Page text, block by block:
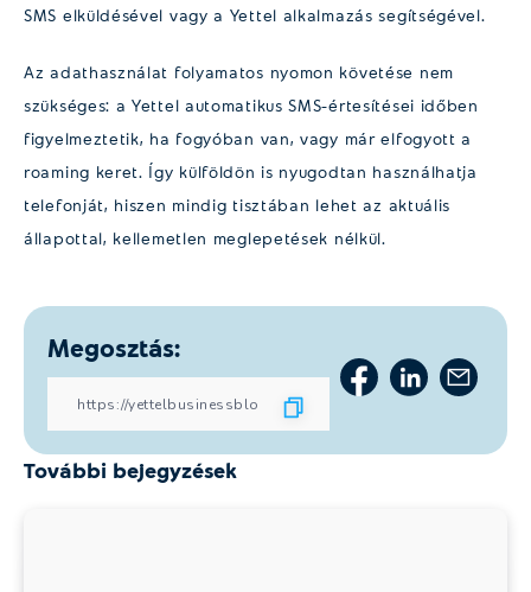
SMS elküldésével vagy a Yettel alkalmazás segítségével.
Az adathasználat folyamatos nyomon követése nem
szükséges: a Yettel automatikus SMS-értesítései időben
figyelmeztetik, ha fogyóban van, vagy már elfogyott a
roaming keret. Így külföldön is nyugodtan használhatja
telefonját, hiszen mindig tisztában lehet az aktuális
állapottal, kellemetlen meglepetések nélkül.
Megosztás:
További bejegyzések